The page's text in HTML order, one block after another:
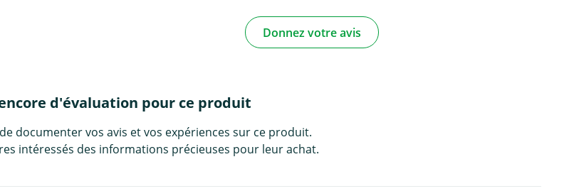
Donnez votre avis
d'évaluation pour ce produit
documenter vos avis et vos expériences sur ce produit.
intéressés des informations précieuses pour leur achat.